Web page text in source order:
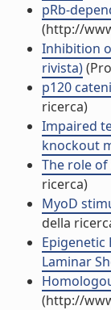
pRb-
(http://
Inhibition
rivista)
p120
ricerca)
Impaired
knockout
The role
ricerca)
MyoD
della
Epigenetic
Laminar
(http://